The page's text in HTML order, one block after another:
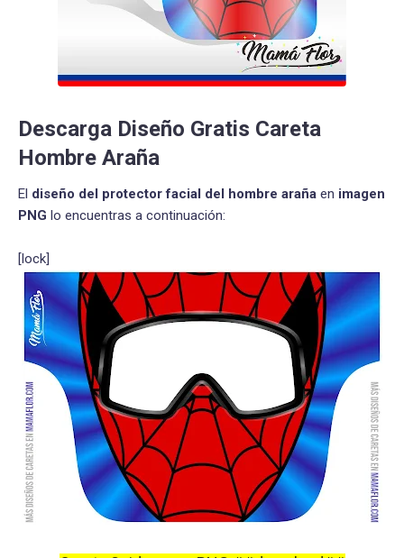
Descarga Diseño Gratis Careta
Hombre Araña
El diseño del protector facial del hombre araña en imagen
PNG lo encuentras a continuación:
[lock]